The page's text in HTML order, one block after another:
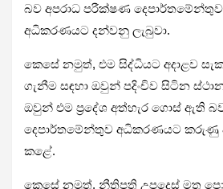
බව අපරාධ පරීක්ෂණ
අධිකරණයට දන්වනු ලැබුවා.
කෙසේ නමුත්, එම සිද්ධියට අදාළව
ගැනීම සඳහා ඔවුන් පදිංචිව සිටින
ඔවුන් එම ප්‍රදේශ අත්හැර ගොස් ඇති
දෙපාර්තමේන්තුව අධිකරණයට කරුණු
කළේ.
කෙසේ නමුත්, නීතිපති උපදෙස් මත